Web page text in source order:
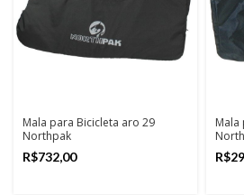
Mala para Bicicleta aro 29
Northpak
R$
Mala
R$